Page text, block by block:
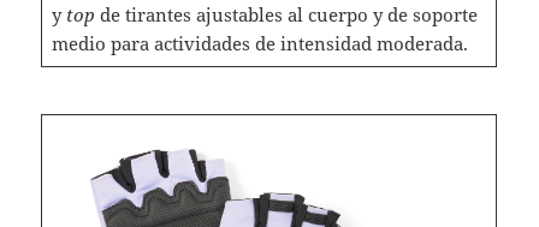
ytop de tirantes ajustables al cuerpo y de soporte
medio para actividades de intensidad moderada.